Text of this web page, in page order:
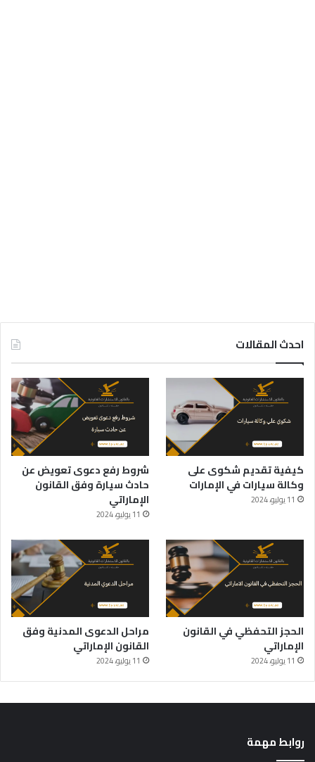
احدث المقالات
كيفية تقديم شكوى على
وكالة سيارات في الإمارات
11 يوليو، 2024
شروط رفع دعوى تعويض عن
حادث سيارة وفق القانون
الإماراتي
11 يوليو، 2024
الحجز التحفظي في القانون
الإماراتي
11 يوليو، 2024
مراحل الدعوى المدنية وفق
القانون الإماراتي
11 يوليو، 2024
روابط مهمة